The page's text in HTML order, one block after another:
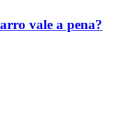
vale a pena?